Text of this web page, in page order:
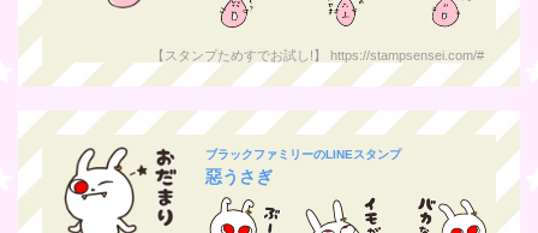
【スタンプためすでお試し!】 https://stampsensei.com/#
ブラックファミリーのLINEスタンプ
惡うさぎ